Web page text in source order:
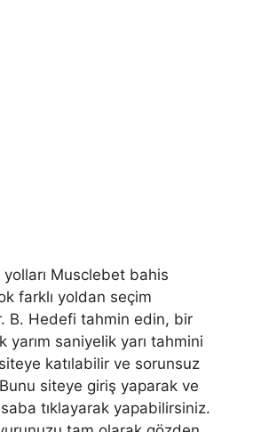
Musclebet bahis
farklı yoldan seçim
B. Hedefi tahmin edin, bir
yarım saniyelik yarı tahmini
katılabilir ve sorunsuz
siteye giriş yaparak ve
tıklayarak yapabilirsiniz.